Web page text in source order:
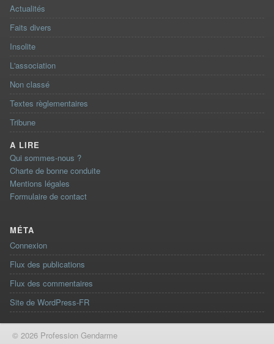
Actualités
Faits divers
Insolite
L'association
Non classé
Textes règlementaires
Tribune
A LIRE
Qui sommes-nous ?
Charte de bonne conduite
Mentions légales
Formulaire de contact
MÉTA
Connexion
Flux des publications
Flux des commentaires
Site de WordPress-FR
© 2026 Profession Gendarme